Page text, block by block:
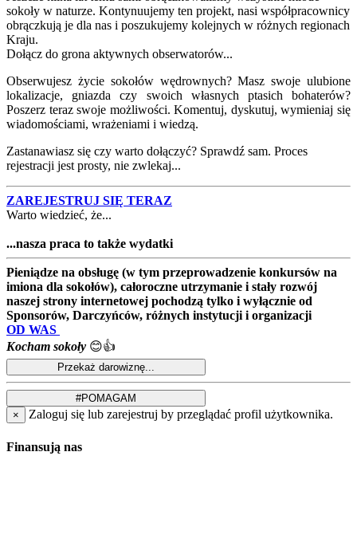
sokoły w naturze. Kontynuujemy ten projekt, nasi współpracownicy
obrączkują je dla nas i poszukujemy kolejnych w różnych regionach
Kraju.
Dołącz do grona aktywnych obserwatorów...
Obserwujesz życie sokołów wędrownych? Masz swoje ulubione
lokalizacje, gniazda czy swoich własnych ptasich bohaterów?
Poszerz teraz swoje możliwości. Komentuj, dyskutuj, wymieniaj się
wiadomościami, wrażeniami i wiedzą.
Zastanawiasz się czy warto dołączyć? Sprawdź sam. Proces
rejestracji jest prosty, nie zwlekaj...
ZAREJESTRUJ SIĘ TERAZ
Warto wiedzieć, że...
...nasza praca to także wydatki
Pieniądze na obsługę (w tym przeprowadzenie konkursów na
imiona dla sokołów), całoroczne utrzymanie i stały rozwój
naszej strony internetowej pochodzą tylko i wyłącznie od
Sponsorów, Darczyńców, różnych instytucji i organizacji
OD WAS
Kocham sokoły 😊👍
× Zaloguj się lub zarejestruj by przeglądać profil użytkownika.
Finansują nas